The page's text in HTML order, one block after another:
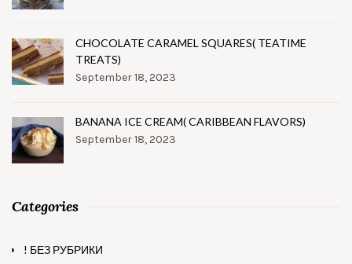
CHOCOLATE CARAMEL SQUARES( TEATIME
TREATS)
September 18, 2023
BANANA ICE CREAM( CARIBBEAN FLAVORS)
September 18, 2023
Categories
! БЕЗ РУБРИКИ